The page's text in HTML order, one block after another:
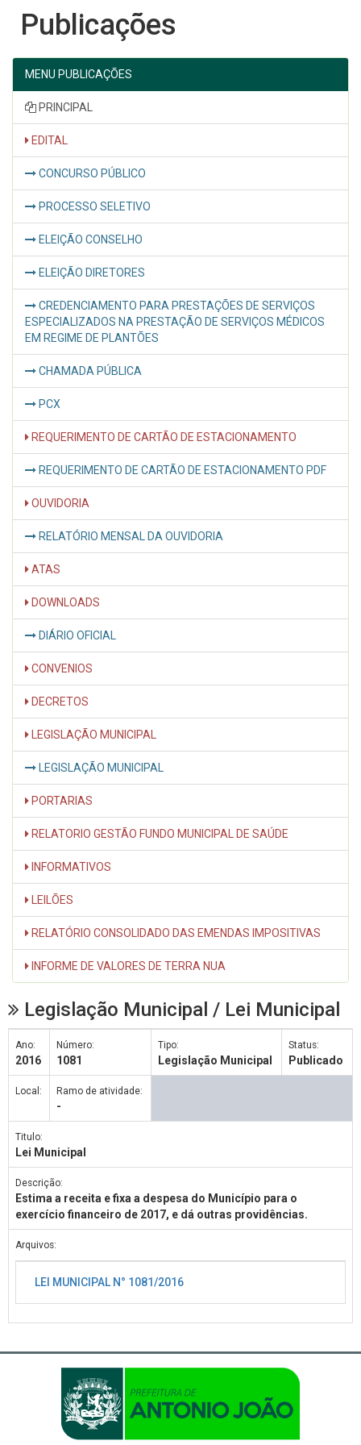
Publicações
MENU PUBLICAÇÕES
PRINCIPAL
EDITAL
CONCURSO PÚBLICO
PROCESSO SELETIVO
ELEIÇÃO CONSELHO
ELEIÇÃO DIRETORES
CREDENCIAMENTO PARA PRESTAÇÕES DE SERVIÇOS
ESPECIALIZADOS NA PRESTAÇÃO DE SERVIÇOS MÉDICOS
EM REGIME DE PLANTÕES
CHAMADA PÚBLICA
PCX
REQUERIMENTO DE CARTÃO DE ESTACIONAMENTO
REQUERIMENTO DE CARTÃO DE ESTACIONAMENTO PDF
OUVIDORIA
RELATÓRIO MENSAL DA OUVIDORIA
ATAS
DOWNLOADS
DIÁRIO OFICIAL
CONVENIOS
DECRETOS
LEGISLAÇÃO MUNICIPAL
LEGISLAÇÃO MUNICIPAL
PORTARIAS
RELATORIO GESTÃO FUNDO MUNICIPAL DE SAÚDE
INFORMATIVOS
LEILÕES
RELATÓRIO CONSOLIDADO DAS EMENDAS IMPOSITIVAS
INFORME DE VALORES DE TERRA NUA
Legislação Municipal / Lei Municipal
Ano:
2016
Número:
1081
Tipo:
Legislação Municipal
Status:
Publicado
Local: Ramo de atividade:
-
Titulo:
Lei Municipal
Descrição:
Estima a receita e fixa a despesa do Município para o
exercício financeiro de 2017, e dá outras providências.
Arquivos:
LEI MUNICIPAL N° 1081/2016